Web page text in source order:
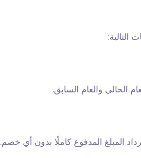
الحالي والعام السابق.
المبلغ المدفوع كاملًا بدون أي خصم.